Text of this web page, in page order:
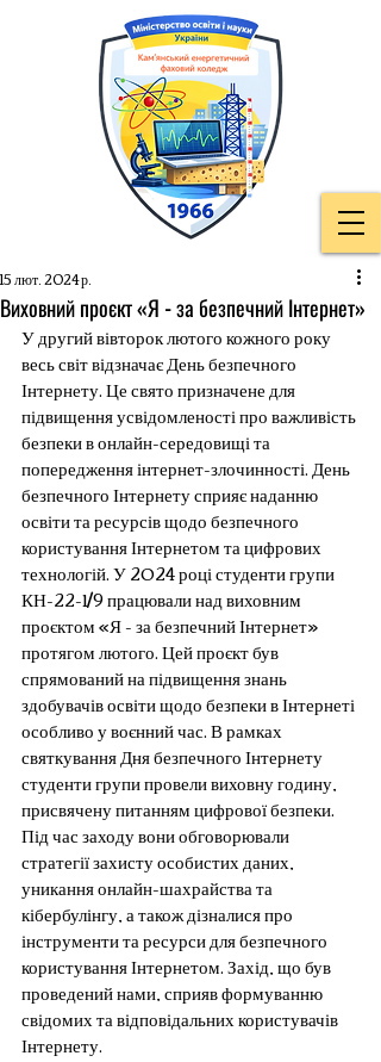
Виховний проєкт «Я - за безпечний Інтернет»
15 лют. 2024 р.
У другий вівторок лютого кожного року
весь світ відзначає День безпечного
Інтернету. Це свято призначене для
підвищення усвідомленості про важливість
безпеки в онлайн-середовищі та
попередження інтернет-злочинності. День
безпечного Інтернету сприяє наданню
освіти та ресурсів щодо безпечного
користування Інтернетом та цифрових
технологій. У 2024 році студенти групи
КН-22-1/9 працювали над виховним
проєктом «Я - за безпечний Інтернет»
протягом лютого. Цей проєкт був
спрямований на підвищення знань
здобувачів освіти щодо безпеки в Інтернеті
особливо у воєнний час. В рамках
святкування Дня безпечного Інтернету
студенти групи провели виховну годину,
присвячену питанням цифрової безпеки.
Під час заходу вони обговорювали
стратегії захисту особистих даних,
уникання онлайн-шахрайства та
кібербулінгу, а також дізналися про
інструменти та ресурси для безпечного
користування Інтернетом. Захід, що був
проведений нами, сприяв формуванню
свідомих та відповідальних користувачів
Інтернету.